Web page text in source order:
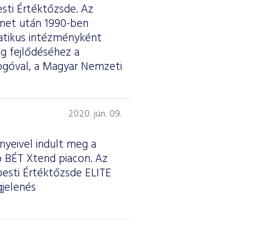
Értéktőzsde. Az
után 1990-ben
intézményként
fejlődéséhez a
a Magyar Nemzeti
2020. jún. 09.
indult meg a
Xtend piacon. Az
Értéktőzsde ELITE